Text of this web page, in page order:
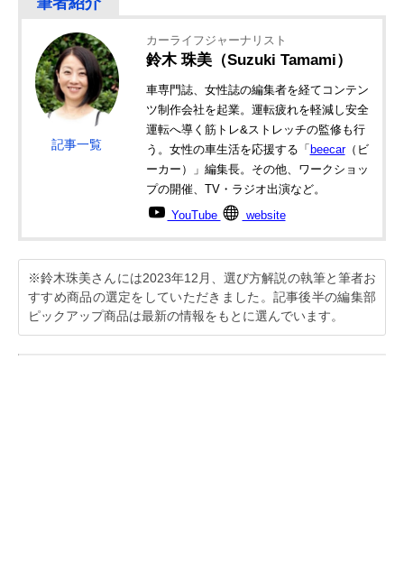
記事一覧
カーライフジャーナリスト
鈴木 珠美（Suzuki Tamami）
車専門誌、女性誌の編集者を経てコンテン
ツ制作会社を起業。運転疲れを軽減し安全
運転へ導く筋トレ&ストレッチの監修も行
う。女性の車生活を応援する「 beecar（ビ
ーカー）」編集長。その他、ワークショッ
プの開催、TV・ラジオ出演など。
YouTube website
※鈴木珠美さんには2023年12月、選び方解説の執筆と筆者お
すすめ商品の選定をしていただきました。記事後半の編集部
ピックアップ商品は最新の情報をもとに選んでいます。